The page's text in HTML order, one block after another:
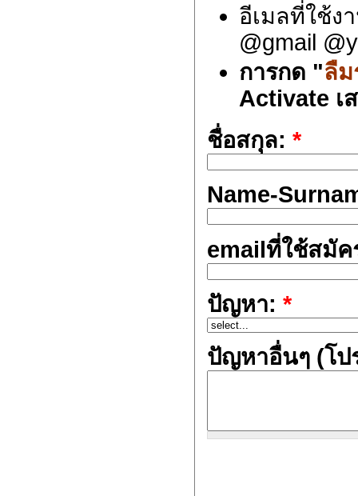
อีเมลที่ใช้ง
@gmail
การกด "ลื
Activate เ
ชื่อสกุล: *
Name-
emailที่ใช้สมั
ปัญหา: *
ปัญหาอื่นๆ (โป